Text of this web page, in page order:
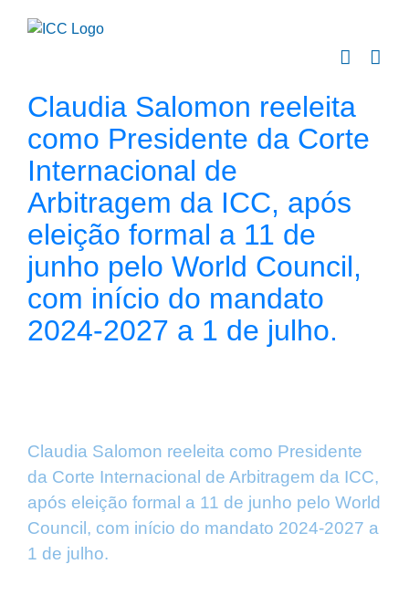
Claudia Salomon reeleita
como Presidente da Corte
Internacional de
Arbitragem da ICC, após
eleição formal a 11 de
junho pelo World Council,
com início do mandato
2024-2027 a 1 de julho.
Claudia Salomon reeleita como Presidente
da Corte Internacional de Arbitragem da ICC,
após eleição formal a 11 de junho pelo World
Council, com início do mandato 2024-2027 a
1 de julho.